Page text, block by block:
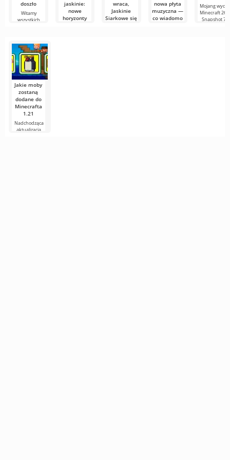
doszło
Witamy
wszystkich
jaskinie:
nowe
horyzonty
wraca,
Jaskinie
Siarkowe się
nowa płyta
muzyczna —
co wiadomo
Mojang wydał
Minecraft 26.2
Snapshot 7 i
Jakie moby
zostaną
dodane do
Minecrafta
1.21
Nadchodząca
aktualizacja